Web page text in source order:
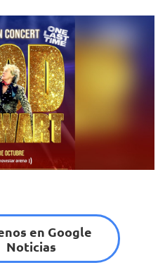
en Google
Noticias